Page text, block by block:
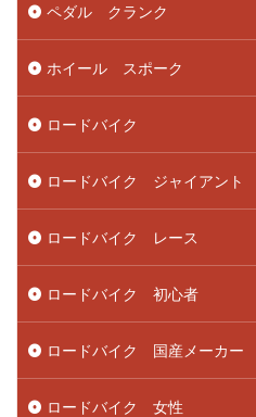
ペダル クランク
ホイール スポーク
ロードバイク
ロードバイク ジャイアント
ロードバイク レース
ロードバイク 初心者
ロードバイク 国産メーカー
ロードバイク 女性